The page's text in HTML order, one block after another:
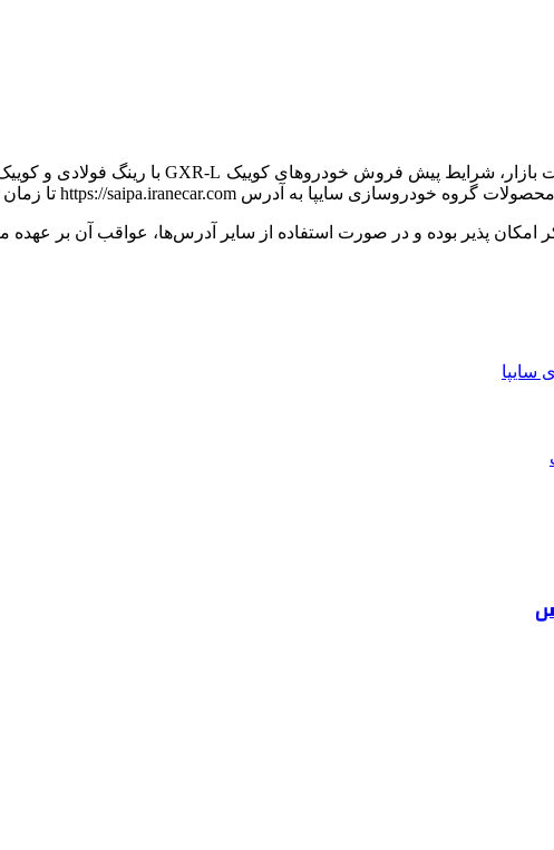
بازار، شرایط پیش فروش خودروهایکوییک
امکان پذیر بوده و در صورت استفاده از سایر آدرس‌ها، عواقب آن بر عهده
سایپا